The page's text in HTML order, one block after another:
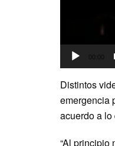
00:00
Distintos
emergencia
acuerdo a
“Al principio